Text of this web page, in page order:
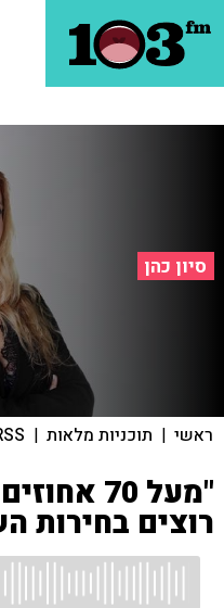
סיון כהן
ראשי | תוכניות מלאות |
"מעל 70
רוצים בחירות